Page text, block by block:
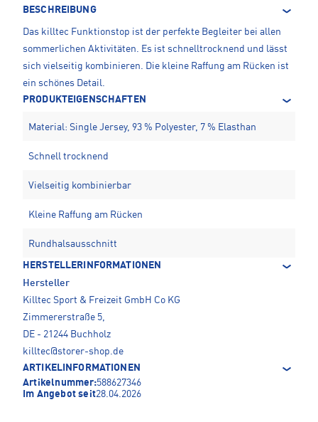
BESCHREIBUNG
Das killtec Funktionstop ist der perfekte Begleiter bei allen
sommerlichen Aktivitäten. Es ist schnelltrocknend und lässt
sich vielseitig kombinieren. Die kleine Raffung am Rücken ist
ein schönes Detail.
PRODUKTEIGENSCHAFTEN
Material: Single Jersey, 93 % Polyester, 7 % Elasthan
Schnell trocknend
Vielseitig kombinierbar
Kleine Raffung am Rücken
Rundhalsausschnitt
HERSTELLERINFORMATIONEN
Hersteller
Killtec Sport & Freizeit GmbH Co KG
Zimmererstraße 5,
DE - 21244 Buchholz
killtec@storer-shop.de
ARTIKELINFORMATIONEN
Artikelnummer:588627346
Im Angebot seit28.04.2026